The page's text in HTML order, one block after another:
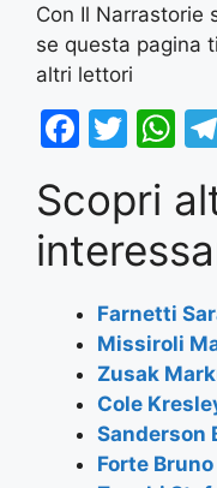
Con Il Narrastorie
se questa pagina
altri lettori
F
c
e
b
o
o
k
T
itt
er
W
at
s
A
p
p
Scopri
Farnetti
Missiroli
Zusak
Cole
Sanderson
Forte Bruno